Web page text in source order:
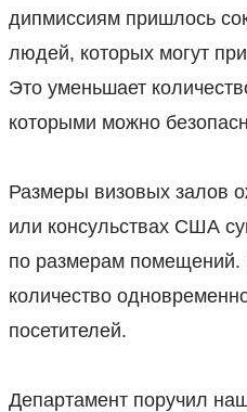
дипмиссиям пришлось
людей, которых могут
Это уменьшает
которыми можно
Размеры визовых залов
или консульствах США
по размерам помещений.
количество
посетителей.
Департамент поручил